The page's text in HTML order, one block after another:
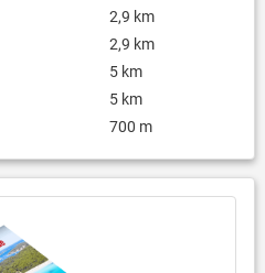
2,9 km
2,9 km
5 km
5 km
700 m